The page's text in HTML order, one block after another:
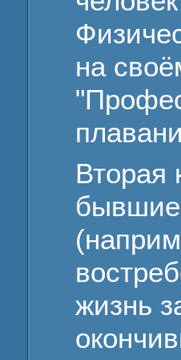
на
Вторая
бывшие
жизнь